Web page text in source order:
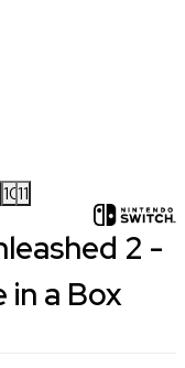
1011
2 -
a Box